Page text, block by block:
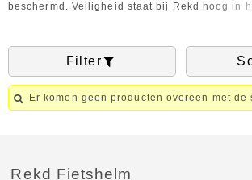
beschermd. Veiligheid staat bij Rekd hoog in
verschillende dessins, waardoor ze niet
ook nog eens cool. De producten van het
voorzien van een makkelijk sluitsysteem,
eenvoudig op maat is te maken. Bekijk
van Rekd.
Filter
Er komen geen producten overeen met de
Rekd Fietshelm